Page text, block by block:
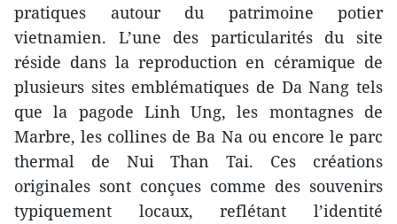
pratiques autour du patrimoine potier
vietnamien. L’une des particularités du site
réside dans la reproduction en céramique de
plusieurs sites emblématiques de Da Nang tels
que la pagode Linh Ung, les montagnes de
Marbre, les collines de Ba Na ou encore le parc
thermal de Nui Than Tai. Ces créations
originales sont conçues comme des souvenirs
typiquement locaux, reflétant l’identité